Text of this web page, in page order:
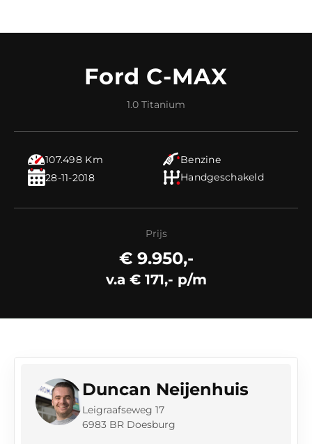
Ford C-MAX
1.0 Titanium
107.498 Km
Benzine
28-11-2018
Handgeschakeld
Prijs
€ 9.950,-
v.a € 171,- p/m
Duncan Neijenhuis
Leigraafseweg 17
6983 BR Doesburg